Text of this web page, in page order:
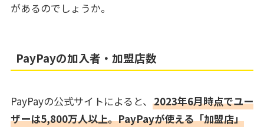
があるのでしょうか。
PayPayの加入者・加盟店数
PayPayの公式サイトによると、 2023年6月時点でユー
ザーは5,800万人以上。PayPayが使える「加盟店」